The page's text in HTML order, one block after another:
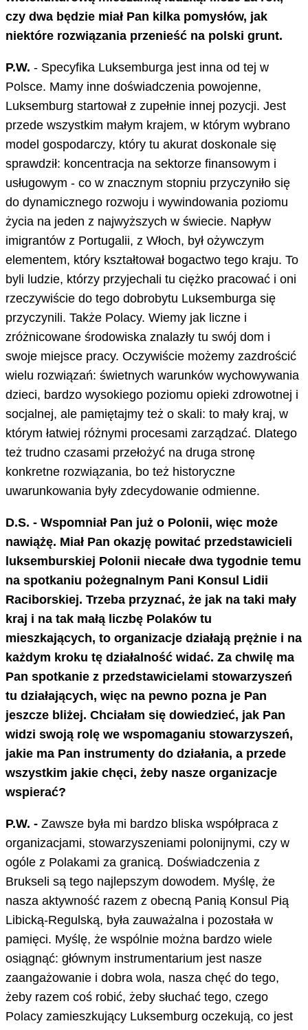
czy dwa będzie miał Pan kilka pomysłów, jak
niektóre rozwiązania przenieść na polski grunt.
P.W. - Specyfika Luksemburga jest inna od tej w
Polsce. Mamy inne doświadczenia powojenne,
Luksemburg startował z zupełnie innej pozycji. Jest
przede wszystkim małym krajem, w którym wybrano
model gospodarczy, który tu akurat doskonale się
sprawdził: koncentracja na sektorze finansowym i
usługowym - co w znacznym stopniu przyczyniło się
do dynamicznego rozwoju i wywindowania poziomu
życia na jeden z najwyższych w świecie. Napływ
imigrantów z Portugalii, z Włoch, był ożywczym
elementem, który kształtował bogactwo tego kraju. To
byli ludzie, którzy przyjechali tu ciężko pracować i oni
rzeczywiście do tego dobrobytu Luksemburga się
przyczynili. Także Polacy. Wiemy jak liczne i
zróżnicowane środowiska znalazły tu swój dom i
swoje miejsce pracy. Oczywiście możemy zazdrościć
wielu rozwiązań: świetnych warunków wychowywania
dzieci, bardzo wysokiego poziomu opieki zdrowotnej i
socjalnej, ale pamiętajmy też o skali: to mały kraj, w
którym łatwiej różnymi procesami zarządzać. Dlatego
też trudno czasami przełożyć na druga stronę
konkretne rozwiązania, bo też historyczne
uwarunkowania były zdecydowanie odmienne.
D.S. - Wspomniał Pan już o Polonii, więc może
nawiążę. Miał Pan okazję powitać przedstawicieli
luksemburskiej Polonii niecałe dwa tygodnie temu
na spotkaniu pożegnalnym Pani Konsul Lidii
Raciborskiej. Trzeba przyznać, że jak na taki mały
kraj i na tak małą liczbę Polaków tu
mieszkających, to organizacje działają prężnie i na
każdym kroku tę działalność widać. Za chwilę ma
Pan spotkanie z przedstawicielami stowarzyszeń
tu działających, więc na pewno pozna je Pan
jeszcze bliżej. Chciałam się dowiedzieć, jak Pan
widzi swoją rolę we wspomaganiu stowarzyszeń,
jakie ma Pan instrumenty do działania, a przede
wszystkim jakie chęci, żeby nasze organizacje
wspierać?
P.W. - Zawsze była mi bardzo bliska współpraca z
organizacjami, stowarzyszeniami polonijnymi, czy w
ogóle z Polakami za granicą. Doświadczenia z
Brukseli są tego najlepszym dowodem. Myślę, że
nasza aktywność razem z obecną Panią Konsul Pią
Libicką-Regulską, była zauważalna i pozostała w
pamięci. Myślę, że wspólnie można bardzo wiele
osiągnąć: głównym instrumentarium jest nasze
zaangażowanie i dobra wola, nasza chęć do tego,
żeby razem coś robić, żeby słuchać tego, czego
Polacy zamieszkujący Luksemburg oczekują, co jest